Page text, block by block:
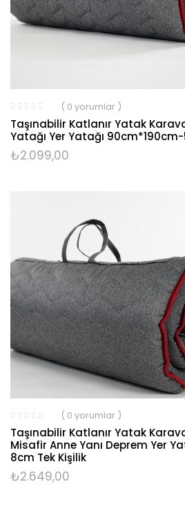
( 0 yorumlar )
Taşınabilir Katlanır Yatak
Yatağı Yer Yatağı
₺2.099,00
( 0 yorumlar )
Taşınabilir Katlanır Yatak
Misafir Anne Yanı Deprem Yer
8cm Tek Kişilik
₺2.649,00